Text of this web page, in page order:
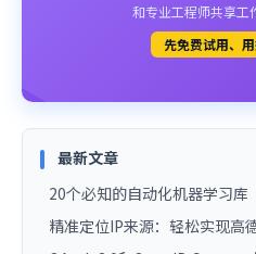
和专业工程师共享工
先免费试用、
最新文章
20个必知的自动化机器学习库
精准定位IP来源：轻松实现高